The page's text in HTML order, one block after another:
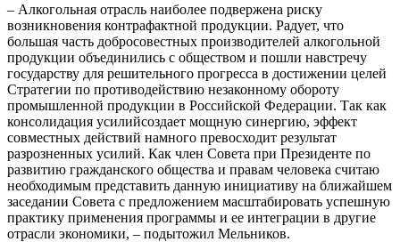
– Алкогольная отрасль наиболее подвержена риску
возникновения контрафактной продукции. Радует, что
большая часть добросовестных производителей алкогольной
продукции объединились с обществом и пошли навстречу
государству для решительного прогресса в достижении целей
Стратегии по противодействию незаконному обороту
промышленной продукции в Российской Федерации. Так как
консолидация усилийсоздает мощную синергию, эффект
совместных действий намного превосходит результат
разрозненных усилий. Как член Совета при Президенте по
развитию гражданского общества и правам человека считаю
необходимым представить данную инициативу на ближайшем
заседании Совета с предложением масштабировать успешную
практику применения программы и ее интеграции в другие
отрасли экономики, – подытожил Мельников.